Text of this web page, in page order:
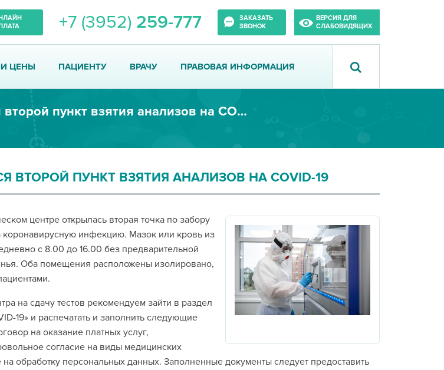
+7 (3952) 259-777
ЗАКАЗАТЬ
ЗВОНОК
ВЕРСИЯ ДЛЯ
СЛАБОВИДЯЩИХ
ЦЕНЫ ПАЦИЕНТУ ВРАЧУ ПРАВОВАЯ ИНФОРМАЦИЯ
В ИДЦ открылся второй пункт взятия анализов на COVID-19
ВТОРОЙ ПУНКТ ВЗЯТИЯ АНАЛИЗОВ НА COVID-19
центре открылась вторая точка по забору
коронавирусную инфекцию. Мазок или кровь из
с 8.00 до 16.00 без предварительной
Оба помещения расположены изолировано,
на сдачу тестов рекомендуем зайти в раздел
19» и распечатать и заполнить следующие
на оказание платных услуг,
согласие на виды медицинских
на обработку персональных данных. Заполненные документы следует предоставить